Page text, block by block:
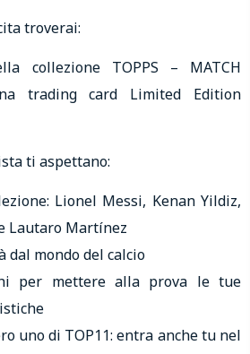
troverai:
collezione TOPPS – MATCH
trading card Limited Edition
ti aspettano:
Lionel Messi, Kenan Yildiz,
Lautaro Martínez
dal mondo del calcio
per mettere alla prova le tue
uno di TOP11: entra anche tu nel